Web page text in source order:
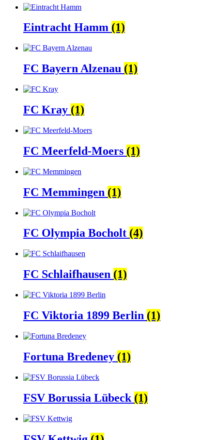
Eintracht Hamm (1)
FC Bayern Alzenau (1)
FC Kray (1)
FC Meerfeld-Moers (1)
FC Memmingen (1)
FC Olympia Bocholt (4)
FC Schlaifhausen (1)
FC Viktoria 1899 Berlin (1)
Fortuna Bredeney (1)
FSV Borussia Lübeck (1)